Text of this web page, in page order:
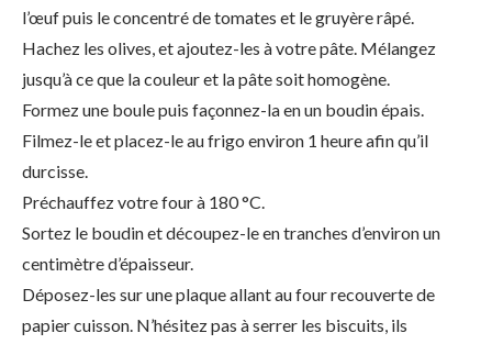
l’œuf puis le concentré de tomates et le gruyère râpé.
Hachez les olives, et ajoutez-les à votre pâte. Mélangez
jusqu’à ce que la couleur et la pâte soit homogène.
Formez une boule puis façonnez-la en un boudin épais.
Filmez-le et placez-le au frigo environ 1 heure afin qu’il
durcisse.
Préchauffez votre four à 180 °C.
Sortez le boudin et découpez-le en tranches d’environ un
centimètre d’épaisseur.
Déposez-les sur une plaque allant au four recouverte de
papier cuisson. N’hésitez pas à serrer les biscuits, ils